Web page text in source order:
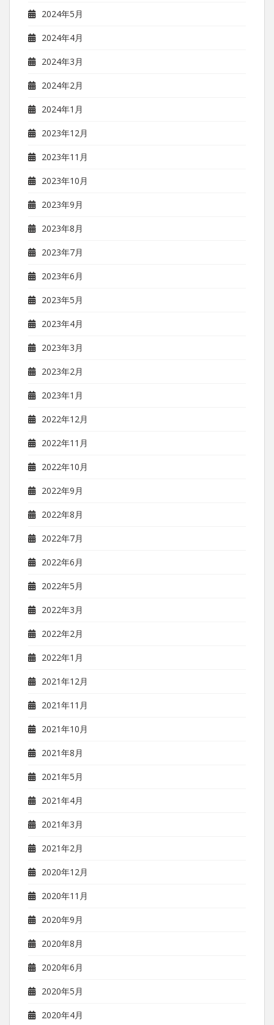
2024年5月
2024年4月
2024年3月
2024年2月
2024年1月
2023年12月
2023年11月
2023年10月
2023年9月
2023年8月
2023年7月
2023年6月
2023年5月
2023年4月
2023年3月
2023年2月
2023年1月
2022年12月
2022年11月
2022年10月
2022年9月
2022年8月
2022年7月
2022年6月
2022年5月
2022年3月
2022年2月
2022年1月
2021年12月
2021年11月
2021年10月
2021年8月
2021年5月
2021年4月
2021年3月
2021年2月
2020年12月
2020年11月
2020年9月
2020年8月
2020年6月
2020年5月
2020年4月